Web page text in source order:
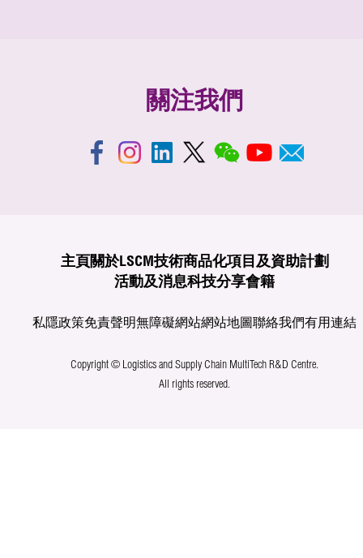
關注我們
主頁 關於LSCM技術商品化項目及資助計劃
活動及消息科技分享會籍
私隱政策免責聲明無障礙網站網站地圖聯絡我們有用連結
Copyright © Logistics and Supply Chain MultiTech R&D Centre.
All rights reserved.